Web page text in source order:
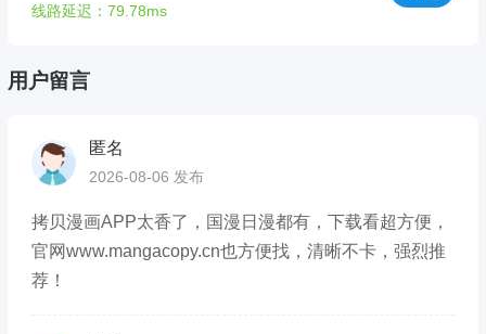
线路延迟：79.78ms
用户留言
匿名
2026-08-06 发布
拷贝漫画APP太香了，国漫日漫都有，下载看超方便，
官网www.mangacopy.cn也方便找，清晰不卡，强烈推
荐！